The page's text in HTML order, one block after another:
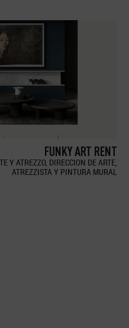
FUNKY ART RENT
Y ATREZZO, DIRECCION DE ARTE,
ATREZZISTA Y PINTURA MURAL